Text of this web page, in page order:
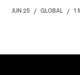
JUN 25 / GLOBAL / 1